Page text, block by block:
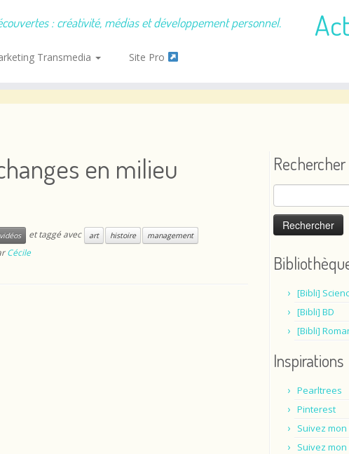
: créativité, médias et développement personnel.
Transmedia Site Pro
en milieu
et taggé avec art histoire
management
Cécile
Rechercher
Rechercher :
[Bibli]
[Bibli] BD
[Bibli]
Inspirations
Pearltrees
Pinterest
Suivez
Suivez